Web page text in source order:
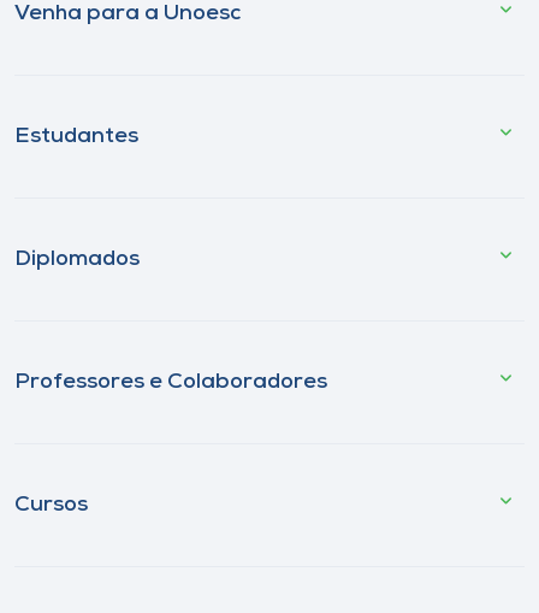
Venha para a Unoesc
Estudantes
Diplomados
Professores e Colaboradores
Cursos